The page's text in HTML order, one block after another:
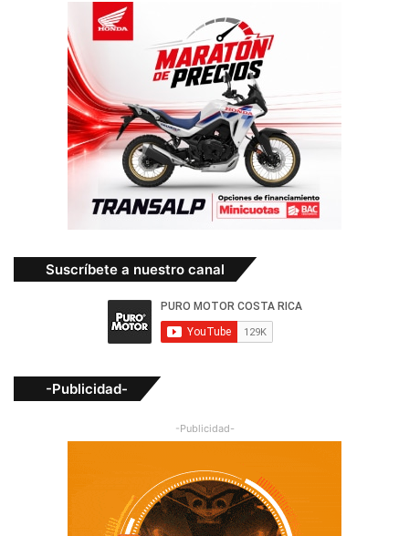
Suscríbete a nuestro canal
-Publicidad-
-Publicidad-